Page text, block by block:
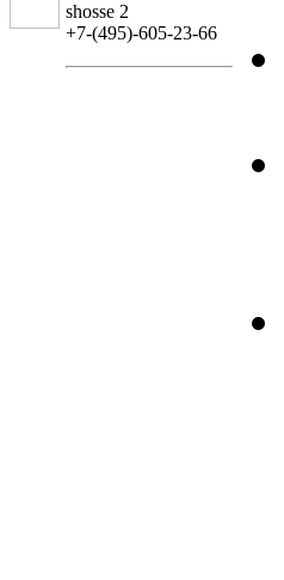
shosse 2
+7-(495)-605-23-66